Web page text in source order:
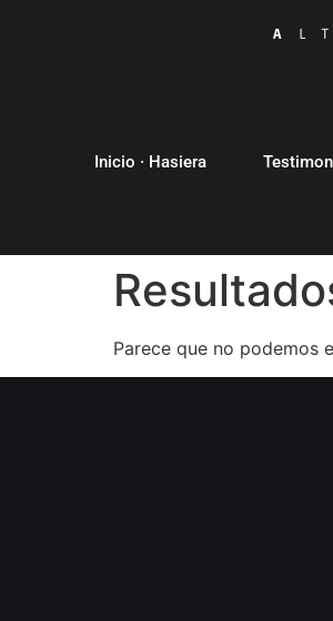
Inicio · Hasiera
Parece que no podemos